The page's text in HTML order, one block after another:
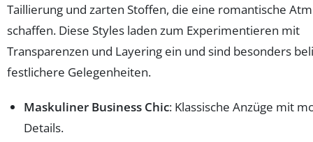
Taillierung und zarten Stoffen, die eine romantische
schaffen. Diese Styles laden zum Experimentieren mit
Transparenzen und Layering ein und sind besonders
festlichere Gelegenheiten.
Maskuliner Business Chic: Klassische Anzüge mit
Details.